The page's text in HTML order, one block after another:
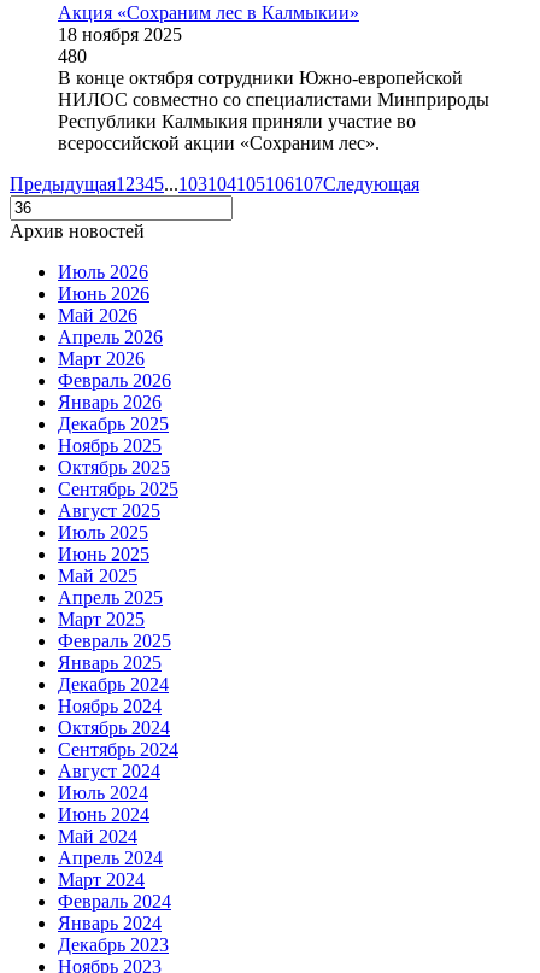
Акция «Сохраним лес в Калмыкии»
18 ноября 2025
480
В конце октября сотрудники Южно-европейской
НИЛОС совместно со специалистами Минприроды
Республики Калмыкия приняли участие во
всероссийской акции «Сохраним лес».
Предыдущая1 2345...103104105106107Следующая
Архив новостей
Июль 2026
Июнь 2026
Май 2026
Апрель 2026
Март 2026
Февраль 2026
Январь 2026
Декабрь 2025
Ноябрь 2025
Октябрь 2025
Сентябрь 2025
Август 2025
Июль 2025
Июнь 2025
Май 2025
Апрель 2025
Март 2025
Февраль 2025
Январь 2025
Декабрь 2024
Ноябрь 2024
Октябрь 2024
Сентябрь 2024
Август 2024
Июль 2024
Июнь 2024
Май 2024
Апрель 2024
Март 2024
Февраль 2024
Январь 2024
Декабрь 2023
Ноябрь 2023